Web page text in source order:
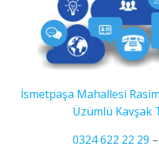
İsmetpaşa Mahallesi
Üzümlü Kavşak
0324 622 22 29 –